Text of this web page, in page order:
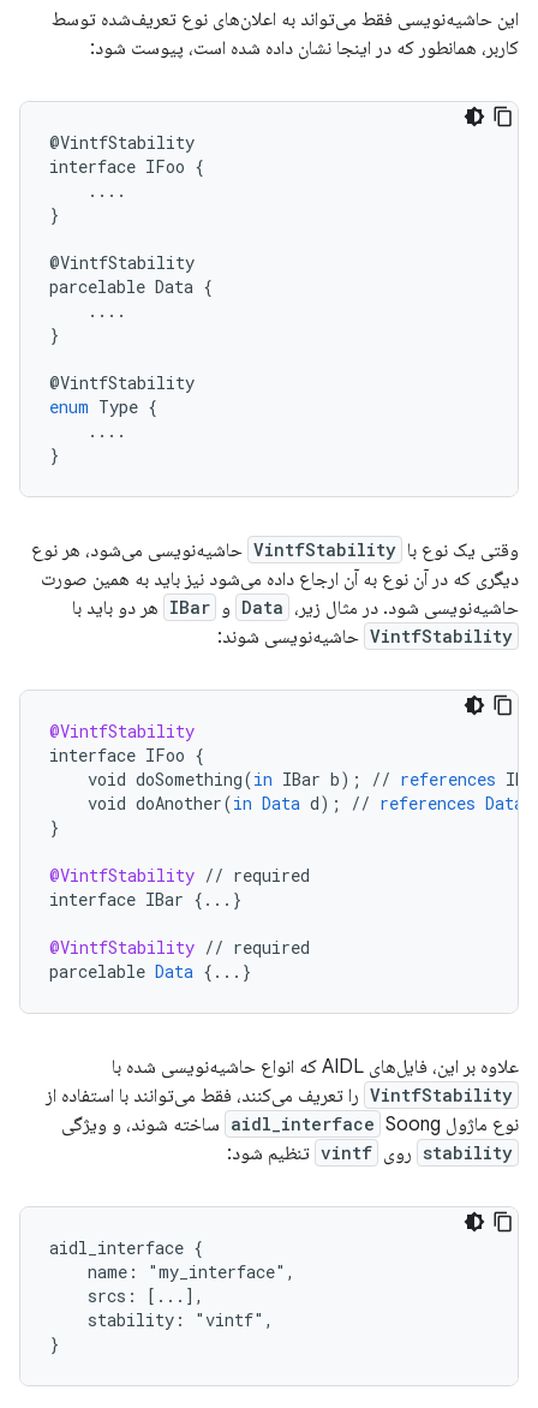
این حاشیه‌نویسی فقط می‌تواند به اعلان‌های نوع تعریف‌شده توسط
کاربر، همانطور که در اینجا نشان داده شده است، پیوست شود:
@VintfStability
interface IFoo {
....
}
@VintfStability
parcelable Data {
....
}
@VintfStability
enum Type {
....
}
وقتی یک نوع با VintfStability حاشیه‌نویسی می‌شود، هر نوع
دیگری که در آن نوع به آن ارجاع داده می‌شود نیز باید به همین صورت
حاشیه‌نویسی شود. در مثال زیر، Data و IBar هر دو باید با
VintfStability حاشیه‌نویسی شوند:
@VintfStability
interface IFoo {
void doSomething(in IBar b); // references
void doAnother(in Data d); // references Data
}
@VintfStability // required
interface IBar { ... }
@VintfStability // required
parcelable Data { ... }
علاوه بر این، فایل‌های AIDL که انواع حاشیه‌نویسی شده با
VintfStability را تعریف می‌کنند، فقط می‌توانند با استفاده از
نوع ماژول
aidl_interface Soong ساخته شوند، و ویژگی
stability روی vintf تنظیم شود:
aidl_interface {
    name: "my_interface",
    srcs: [...],
    stability: "vintf",